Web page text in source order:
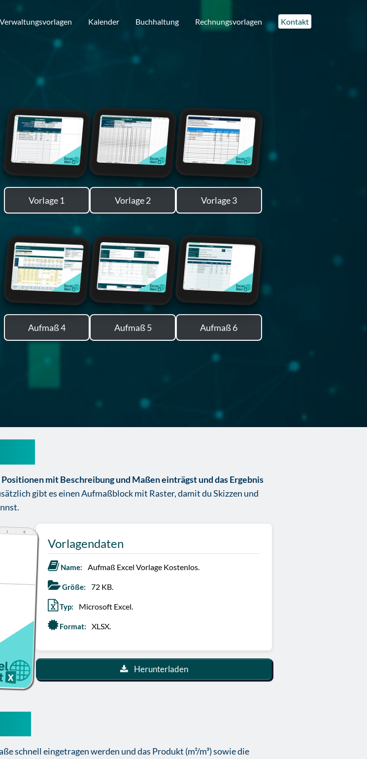
Verwaltungsvorlagen Kalender Buchhaltung Rechnungsvorlagen Kontakt
Vorlage 1 Vorlage 2 Vorlage 3
Aufmaß 4 Aufmaß 5 Aufmaß 6
mit Beschreibung und Maßen einträgst und das Ergebnis
gibt es einen Aufmaßblock mit Raster, damit du Skizzen und
Vorlagendaten
Name: Aufmaß Excel Vorlage Kostenlos.
Größe: 72 KB.
Typ: Microsoft Excel.
Format: XLSX.
Herunterladen
schnell eingetragen werden und das Produkt (m²/m³) sowie die